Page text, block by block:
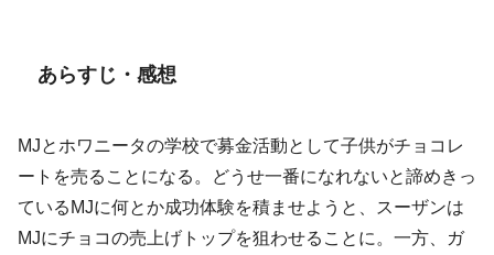
あらすじ・感想
MJとホワニータの学校で募金活動として子供がチョコレ
ートを売ることになる。どうせ一番になれないと諦めきっ
ているMJに何とか成功体験を積ませようと、スーザンは
MJにチョコの売上げトップを狙わせることに。一方、ガ